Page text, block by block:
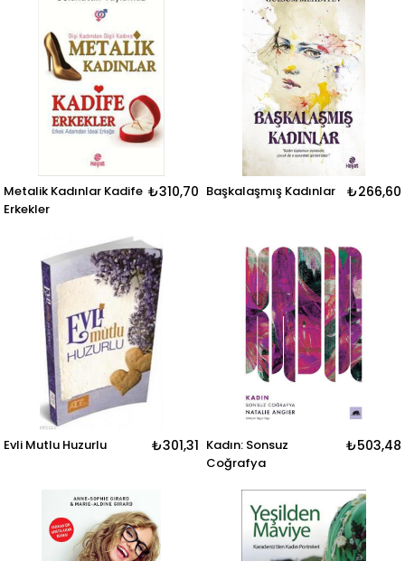
Metalik Kadınlar Kadife
Erkekler
₺310,70 Başkalaşmış Kadınlar ₺266,60
Evli Mutlu Huzurlu ₺301,31 Kadın: Sonsuz
Coğrafya
₺503,48